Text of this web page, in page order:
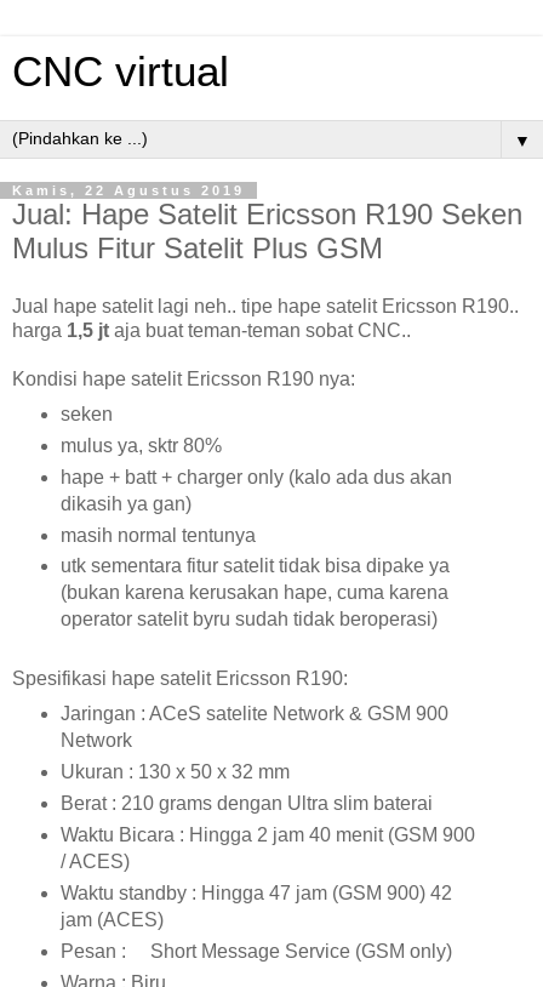
CNC virtual
▼
Kamis, 22 Agustus 2019
Jual: Hape Satelit Ericsson R190 Seken
Mulus Fitur Satelit Plus GSM
Jual hape satelit lagi neh.. tipe hape satelit Ericsson R190..
harga 1,5 jt aja buat teman-teman sobat CNC..
Kondisi hape satelit Ericsson R190 nya:
seken
mulus ya, sktr 80%
hape + batt + charger only (kalo ada dus akan
dikasih ya gan)
masih normal tentunya
utk sementara fitur satelit tidak bisa dipake ya
(bukan karena kerusakan hape, cuma karena
operator satelit byru sudah tidak beroperasi)
Spesifikasi hape satelit Ericsson R190:
Jaringan : ACeS satelite Network & GSM 900
Network
Ukuran : 130 x 50 x 32 mm
Berat : 210 grams dengan Ultra slim baterai
Waktu Bicara : Hingga 2 jam 40 menit (GSM 900
/ ACES)
Waktu standby : Hingga 47 jam (GSM 900) 42
jam (ACES)
Pesan : Short Message Service (GSM only)
Warna : Biru